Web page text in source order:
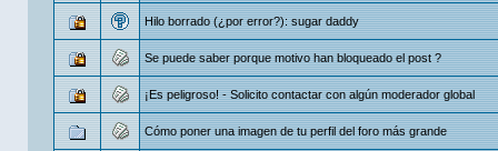
Hilo borrado (¿por error?): sugar daddy
Se puede saber porque motivo han bloqueado el post ?
¡Es peligroso! - Solicito contactar con algún moderador global
Cómo poner una imagen de tu perfil del foro más grande